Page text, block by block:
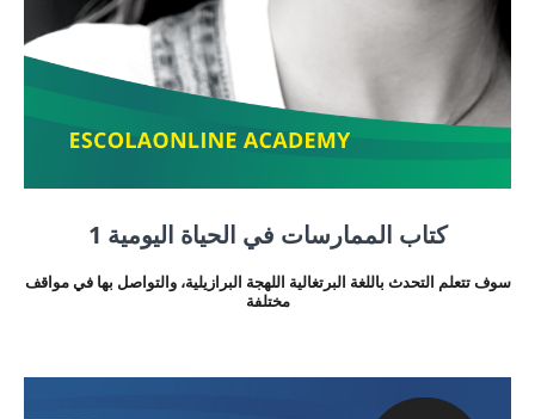
كتاب الممارسات في الحياة اليومية 1
سوف تتعلم التحدث باللغة البرتغالية اللهجة البرازيلية، والتواصل بها في مواقف
مختلفة